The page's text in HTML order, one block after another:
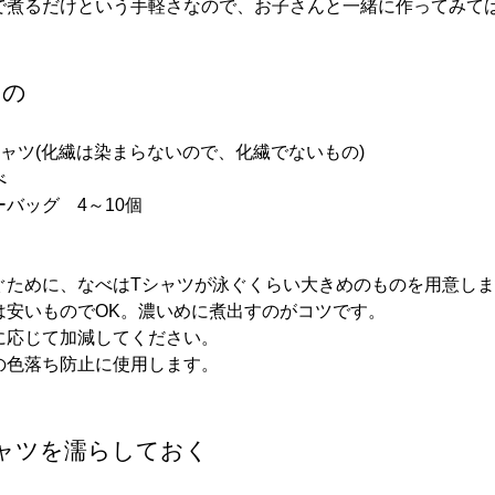
煮るだけという手軽さなので、お子さんと一緒に作ってみて
ツ(化繊は染まらないので、化繊でないもの)
バッグ 4～10個
めに、なべはTシャツが泳ぐくらい大きめのものを用意しま
いものでOK。濃いめに煮出すのがコツです。
じて加減してください。
落ち防止に使用します。
ツを濡らしておく